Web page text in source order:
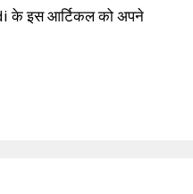
के इस आर्टिकल को अपने